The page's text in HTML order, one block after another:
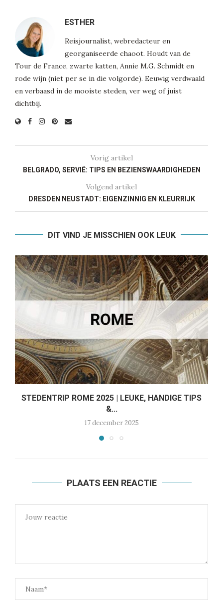
ESTHER
Reisjournalist, webredacteur en
georganiseerde chaoot. Houdt van de
Tour de France, zwarte katten, Annie M.G. Schmidt en
rode wijn (niet per se in die volgorde). Eeuwig verdwaald
en verbaasd in de mooiste steden, ver weg of juist
dichtbij.
Vorig artikel
BELGRADO, SERVIË: TIPS EN BEZIENSWAARDIGHEDEN
Volgend artikel
DRESDEN NEUSTADT: EIGENZINNIG EN KLEURRIJK
DIT VIND JE MISSCHIEN OOK LEUK
STEDENTRIP ROME 2025 | LEUKE, HANDIGE TIPS
&...
17 december 2025
PLAATS EEN REACTIE